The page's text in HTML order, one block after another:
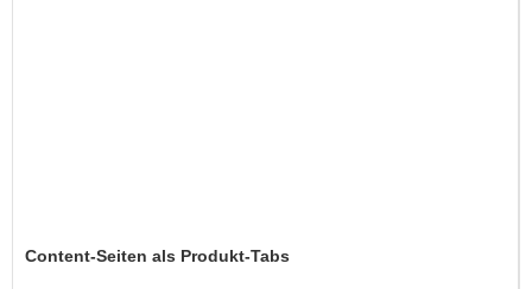
Content-Seiten als Produkt-Tabs